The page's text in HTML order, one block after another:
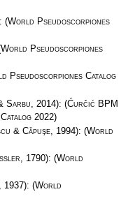
(World Pseudoscorpiones
World Pseudoscorpiones
Pseudoscorpiones Catalog
Sarbu , 2014): (Ćurčić BPM
2022)
& Cǎpuşe, 1994): (World
, 1790): (World
, 1937): (World